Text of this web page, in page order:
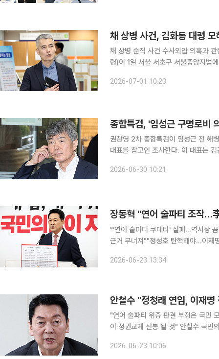
채 상병 사건, 김화동 대령
채 상병 순직 사건 수사외압 의혹과
령)이 1일 서울 서초구 서울중앙지법
해병대사령관의 '수사 기록 이첩 보류
2026-07-01 10:23
종합특검, '임성근 구명로비
권창영 2차 종합특검이 임성근 전 해
대표를 참고인 조사한다. 이 대표는
대표를 참고인 조사 예정”이라고 밝
2026-06-30 10:21
장동혁 "연어 술파티 조작…
"'연어 술파티 쿠데타' 실패…역사상
근거 무너져""정성호 탄핵해야…이재명 재판 즉각 재개 촉구
쿠데타는 실패했다"며 "이재명 대통
2026-06-23 13:34
안철수 "정청래 연임, 이재
"연어 술파티 위증 판결 부정은 국민
이 정권교체 선봉 될 것" 안철수 국민의힘 의원은 23일 더불어민주당 정청래 대표를 겨냥해 "정청
스북에 '이재명 정부의 조기 레임덕,
2026-06-23 10:06